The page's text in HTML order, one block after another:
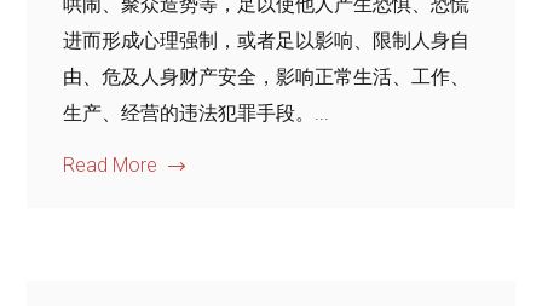
进而形成心理强制，或者足以影响、限制人身自
由、危及人身财产安全，影响正常生活、工作、
生产、经营的违法犯罪手段。...
Read More